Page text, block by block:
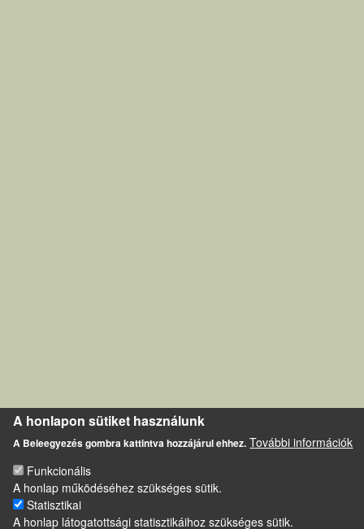
A honlapon sütiket használunk
A Beleegyezés gombra kattintva hozzájárul ehhez. További információk
Funkcionális
A honlap működéséhez szükséges sütik.
Statisztikai
A honlap látogatottsági statisztikáihoz szükséges sütik.